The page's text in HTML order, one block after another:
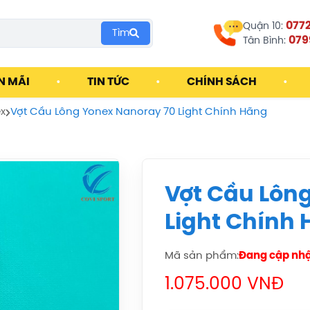
Tìm
Quận 10:
Tân Bình:
MÃI • TIN TỨC • CHÍNH SÁCH •
Vợt Cầu Lông Yonex Nanoray 70 Light Chính Hãng
Vợt Cầu
Light Chính
Mã sản phẩm:Đang cập
1.075.000 VNĐ